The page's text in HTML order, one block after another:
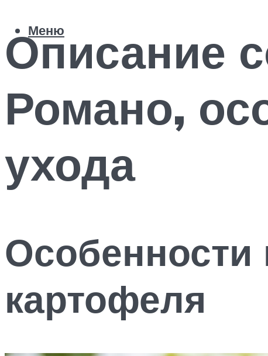
Меню
Описание
Романо,
ухода
Особенности
картофеля